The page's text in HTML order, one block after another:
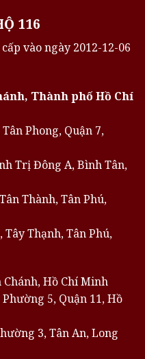
116
vào ngày 2012-12-06
Thành phố Hồ Chí
Phong, Quận 7,
Trị Đông A, Bình Tân,
Thành, Tân Phú,
Thạnh, Tân Phú,
Chánh, Hồ Chí Minh
5, Quận 11, Hồ
3, Tân An, Long